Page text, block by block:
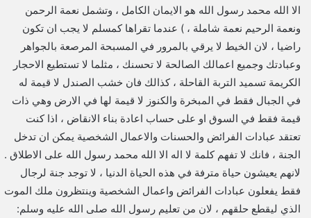
الا الله محمد رسول الله هو الايمان الكامل ، وتشمل نعمة الرحمن
ونعمة الرحيم نعمة شاملة ، ) عندما تقراها كمسلم لا يجب ان تكون
راضيا ، لان الخيط لا يرقي بالمرور في المسبحة المرصعة بالجواهر
وعبادتك وجميع اعمالك الصالحة لا تحسنك ، مثلما لا تستطيع الاحجار
الكريمة تسميد التربة القاحلة ، كذالك فان خشب الصندل لا قيمة له
في الجبال فقط في المبخرة والكنوز لا قيمة لها في الارض وهي ذات
قيمة فقط في السوق او على حساب اعادة بناء الانقاض ، اذا كنت
تعتقد عبادات الفرائض والحسنات والاعمال الشخصية يمكن ان تدخل
الجنة ، فانك لا تفهم كلمة لا اله الا الله محمد رسول الله على الاطلاق .
لانهم يعيشون حياة مترفة في هذه الحياة الدنيا ، لا توجد جنة لرجال
فقط يفعلون عبادات الفرائض واعمال الشخصية وينتظرون ملك الموت
الذي ليقطع حلقهم ، لان من تعليم رسول الله صلى الله عليه وسلم: